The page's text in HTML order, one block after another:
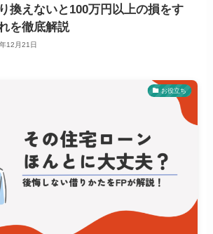
換えないと100万円以上の損をす
を徹底解説
12月21日
お役立ち